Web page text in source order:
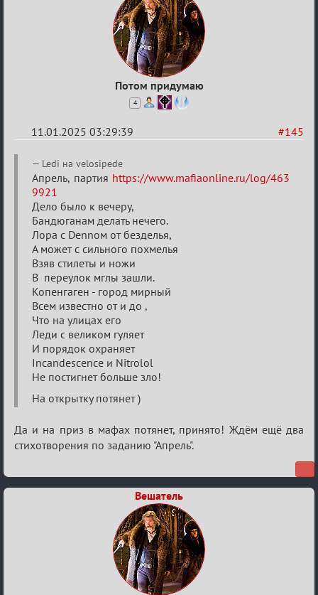
Потом придумаю
4
#145
11.01.2025 03:29:39
Re:
Двенадцать
месяцев
2025
Ledi на velosipede
Апрель, партия https://www.mafiaonline.ru/log/463
9921
Дело было к вечеру,
Бандюганам делать нечего.
Лора с Dennом от безделья,
А может с сильного похмелья
Взяв стилеты и ножи
В переулок мглы зашли.
Копенгаген - город мирный
Всем известно от и до ,
Что на улицах его
Леди с великом гуляет
И порядок охраняет
Incandescence и Nitrolol
Не постигнет больше зло!
На открытку потянет )
Да и на приз в мафах потянет, принято! Ждём ещё два
стихотворения по заданию "Апрель".
Вешатель